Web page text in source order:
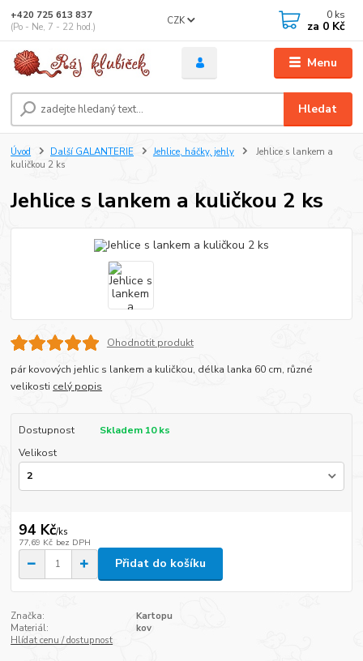
Menu
CZK
Hledat
+420 725 613 837
(Po - Ne, 7 - 22 hod.)
0 ks
za 0 Kč
Úvod Další GALANTERIE Jehlice, háčky, jehly
Jehlice s lankem a
kuličkou 2 ks
Jehlice s lankem a kuličkou 2 ks
Ohodnotit produkt
pár kovových jehlic s lankem a kuličkou, délka lanka 60 cm, různé
velikosti celý popis
Dostupnost
Skladem 10 ks
Velikost
94 Kč/ks
77,69 Kč bez DPH
Přidat do košíku
Značka:
Kartopu
Materiál:
kov
Hlídat cenu / dostupnost